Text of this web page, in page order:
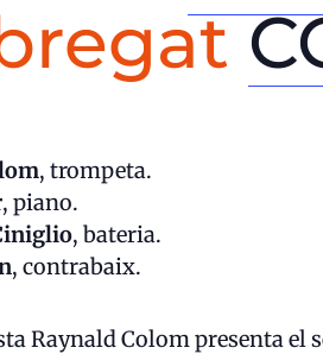
, trompeta.
, piano.
, bateria.
, contrabaix.
Raynald Colom presenta el